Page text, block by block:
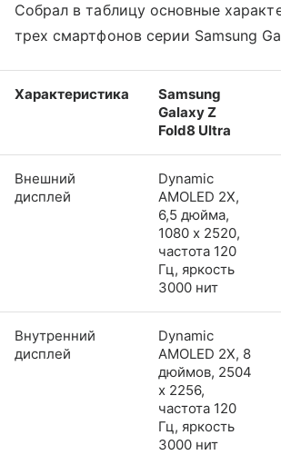
Собрал в таблицу основные
трех смартфонов серии Samsung
Характеристика
Samsung
Galaxy Z
Fold8 Ultra
Внешний
дисплей
Dynamic
AMOLED 2X,
6,5 дюйма,
1080 x 2520,
частота 120
Гц, яркость
3000 нит
Внутренний
дисплей
Dynamic
AMOLED 2X, 8
дюймов, 2504
x 2256,
частота 120
Гц, яркость
3000 нит